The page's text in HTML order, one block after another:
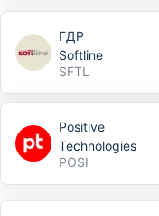
ГДР
Softline
SFTL
Positive
Technologies
POSI